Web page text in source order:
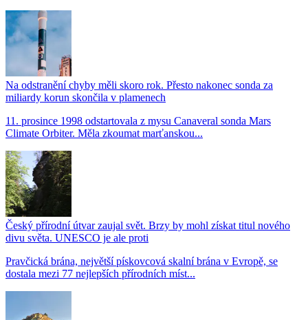
Na odstranění chyby měli skoro rok. Přesto nakonec sonda za
miliardy korun skončila v plamenech
11. prosince 1998 odstartovala z mysu Canaveral sonda Mars
Climate Orbiter. Měla zkoumat marťanskou...
Český přírodní útvar zaujal svět. Brzy by mohl získat titul nového
divu světa. UNESCO je ale proti
Pravčická brána, největší pískovcová skalní brána v Evropě, se
dostala mezi 77 nejlepších přírodních míst...